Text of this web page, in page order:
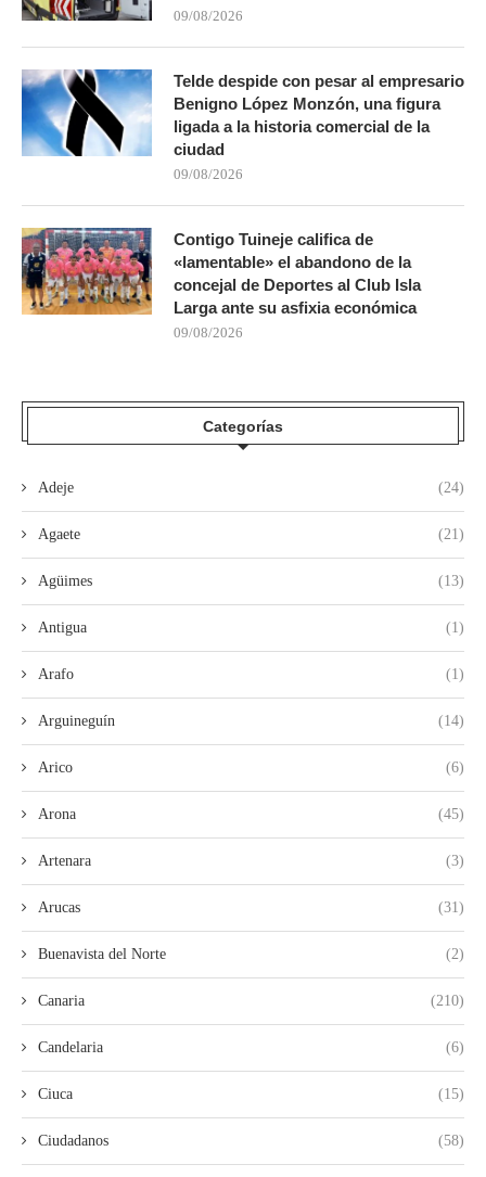
09/08/2026
Telde despide con pesar al empresario
Benigno López Monzón, una figura
ligada a la historia comercial de la
ciudad
09/08/2026
Contigo Tuineje califica de
«lamentable» el abandono de la
concejal de Deportes al Club Isla
Larga ante su asfixia económica
09/08/2026
Categorías
Adeje (24)
Agaete (21)
Agüimes (13)
Antigua (1)
Arafo (1)
Arguineguín (14)
Arico (6)
Arona (45)
Artenara (3)
Arucas (31)
Buenavista del Norte (2)
Canaria (210)
Candelaria (6)
Ciuca (15)
Ciudadanos (58)